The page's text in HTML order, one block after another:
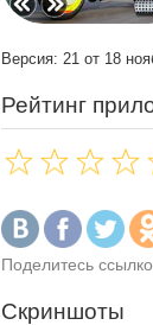
Версия: 21 от 18
Рейтинг
Поделитесь
Скриншоты